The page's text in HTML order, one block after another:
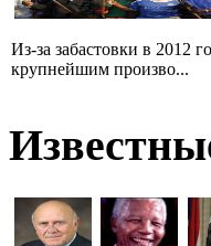
Из-за забастовки в 2012
крупнейшим произво...